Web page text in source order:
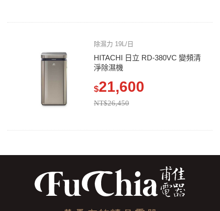
除濕力 19L/日
HITACHI 日立 RD-380VC 變頻清
淨除濕機
$21,600
NT$26,450